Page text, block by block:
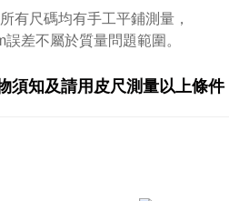
有尺碼均有手工平鋪測量，
差不屬於質量問題範圍。
須知及請用皮尺測量以上條件